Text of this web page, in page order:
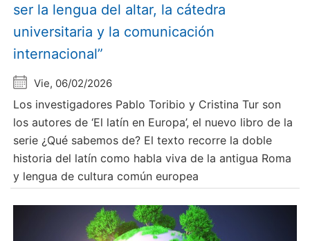
ser la lengua del altar, la cátedra
universitaria y la comunicación
internacional”
Vie, 06/02/2026
Los investigadores Pablo Toribio y Cristina Tur son
los autores de ‘El latín en Europa’, el nuevo libro de la
serie ¿Qué sabemos de? El texto recorre la doble
historia del latín como habla viva de la antigua Roma
y lengua de cultura común europea